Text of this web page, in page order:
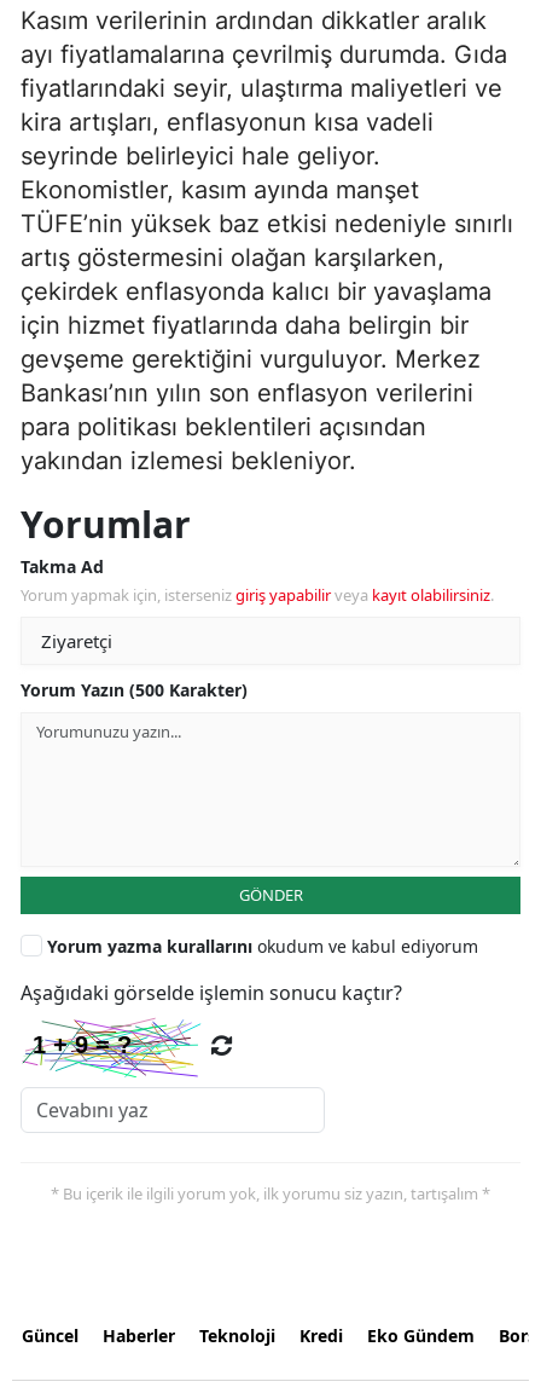
Kasım verilerinin ardından dikkatler aralık
ayı fiyatlamalarına çevrilmiş durumda. Gıda
fiyatlarındaki seyir, ulaştırma maliyetleri ve
kira artışları, enflasyonun kısa vadeli
seyrinde belirleyici hale geliyor.
Ekonomistler, kasım ayında manşet
TÜFE’nin yüksek baz etkisi nedeniyle sınırlı
artış göstermesini olağan karşılarken,
çekirdek enflasyonda kalıcı bir yavaşlama
için hizmet fiyatlarında daha belirgin bir
gevşeme gerektiğini vurguluyor. Merkez
Bankası’nın yılın son enflasyon verilerini
para politikası beklentileri açısından
yakından izlemesi bekleniyor.
Yorumlar
Takma Ad
Yorum yapmak için, istersenizgiriş yapabilirveya kayıt olabilirsiniz.
Yorum Yazın (500 Karakter)
GÖNDER
Yorum yazma kurallarını okudum ve kabul ediyorum
Aşağıdaki görselde işlemin sonucu kaçtır?
* Bu içerik ile ilgili yorum yok, ilk yorumu siz yazın, tartışalım *
Güncel Haberler Teknoloji Kredi Eko Gündem